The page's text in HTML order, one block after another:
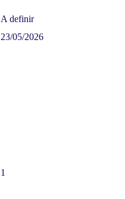
A definir
23/05/2026
1